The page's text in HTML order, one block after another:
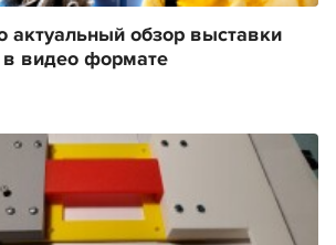
актуальный обзор выставки
в видео формате